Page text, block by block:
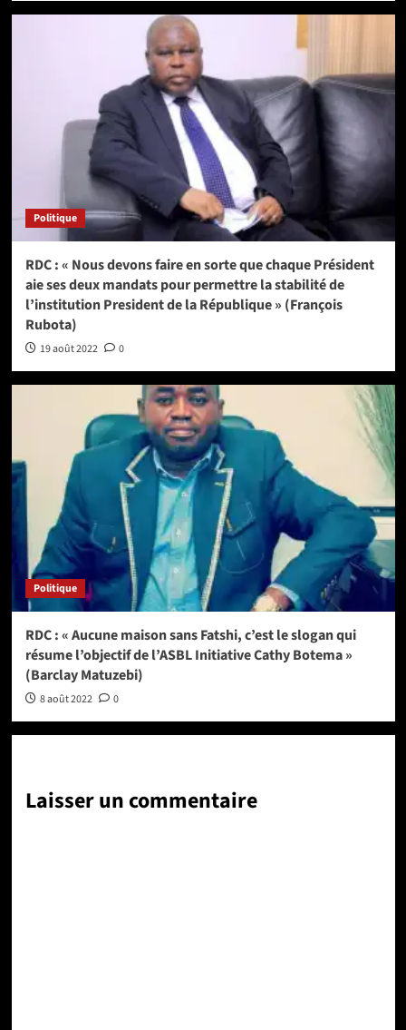
Politique
RDC : « Nous devons faire en sorte que chaque Président
aie ses deux mandats pour permettre la stabilité de
l’institution President de la République » (François
Rubota)
19 août 2022 0
Politique
RDC : « Aucune maison sans Fatshi, c’est le slogan qui
résume l’objectif de l’ASBL Initiative Cathy Botema »
(Barclay Matuzebi)
8 août 2022 0
Laisser un commentaire